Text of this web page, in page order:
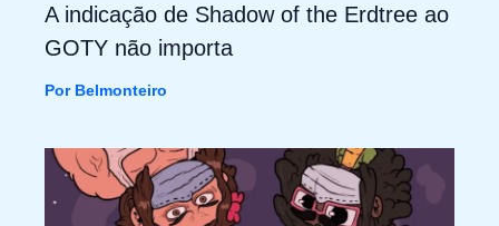
A indicação de Shadow of the Erdtree ao
GOTY não importa
Por Belmonteiro